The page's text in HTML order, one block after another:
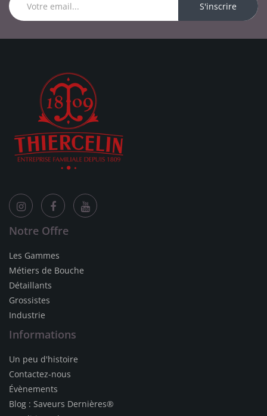
S'inscrire
Notre Offre
Les Gammes
Métiers de Bouche
Détaillants
Grossistes
Industrie
Informations
Un peu d'histoire
Contactez-nous
Évènements
Blog : Saveurs Dernières®